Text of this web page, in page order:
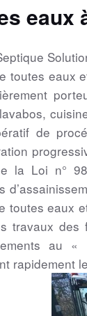
eaux
toutes eaux
de
la Loi n°
toutes eaux
travaux des
au «
rapidement